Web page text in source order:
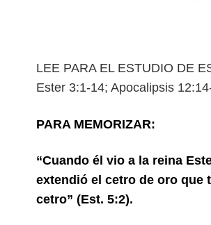
LEE PARA EL ESTUDIO DE
Ester 3:1-14; Apocalipsis
PARA MEMORIZAR:
“Cuando él vio a la reina
extendió el cetro de oro que
cetro” (Est. 5:2).